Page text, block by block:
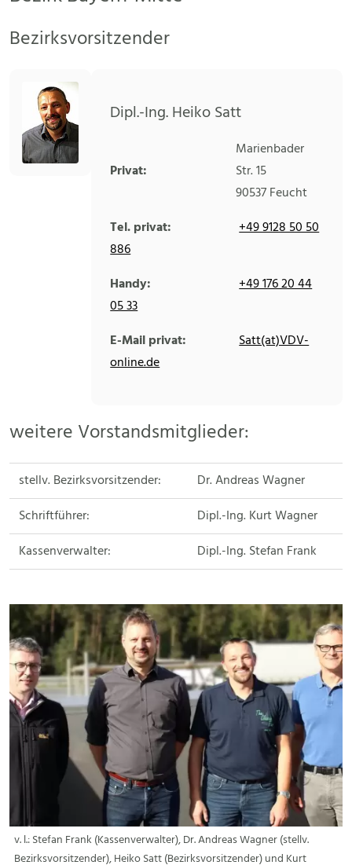
Bezirksvorsitzender
Dipl.-Ing. Heiko Satt
Privat:
Marienbader
Str. 15
90537Feucht
Tel. privat:
+49 9128 50 50
886
Handy:
+49 176 20 44
05 33
E-Mail privat:
Satt(at)VDV-
online.de
weitere Vorstandsmitglieder:
stellv. Bezirksvorsitzender:
Dr. Andreas Wagner
Schriftführer:
Dipl.-Ing. Kurt Wagner
Kassenverwalter:
Dipl.-Ing. Stefan Frank
v. l.: Stefan Frank (Kassenverwalter), Dr. Andreas Wagner (stellv.
Bezirksvorsitzender), Heiko Satt (Bezirksvorsitzender) und Kurt